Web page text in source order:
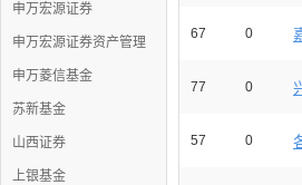
申万宏源证券
申万宏源证券资产管理
申万菱信基金
苏新基金
山西证券
上银基金
67 0
77 0
57 0